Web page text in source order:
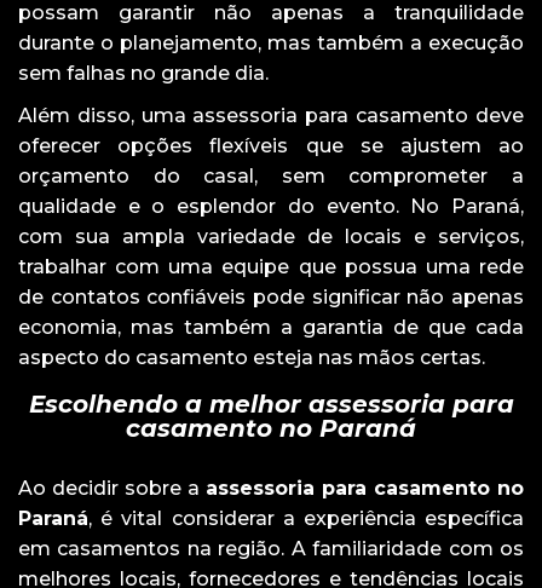
possam garantir não apenas a tranquilidade
durante o planejamento, mas também a execução
sem falhas no grande dia.
Além disso, uma assessoria para casamento deve
oferecer opções flexíveis que se ajustem ao
orçamento do casal, sem comprometer a
qualidade e o esplendor do evento. No Paraná,
com sua ampla variedade de locais e serviços,
trabalhar com uma equipe que possua uma rede
de contatos confiáveis pode significar não apenas
economia, mas também a garantia de que cada
aspecto do casamento esteja nas mãos certas.
Escolhendo a melhor assessoria para
casamento no Paraná
Ao decidir sobre a assessoria para casamento no
Paraná, é vital considerar a experiência específica
em casamentos na região. A familiaridade com os
melhores locais, fornecedores e tendências locais